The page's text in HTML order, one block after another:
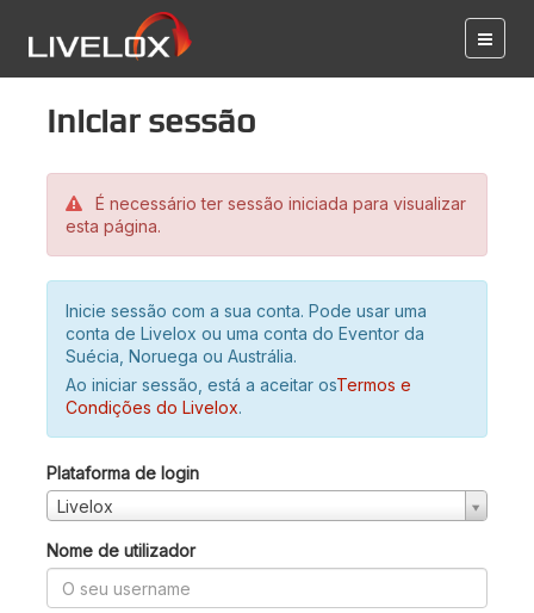
Iniciar sessão
É necessário ter sessão iniciada para visualizar
esta página.
Inicie sessão com a sua conta. Pode usar uma
conta de Livelox ou uma conta do Eventor da
Suécia, Noruega ou Austrália.
Ao iniciar sessão, está a aceitar osTermos e
Condições do Livelox.
Plataforma de login
Livelox
Nome de utilizador